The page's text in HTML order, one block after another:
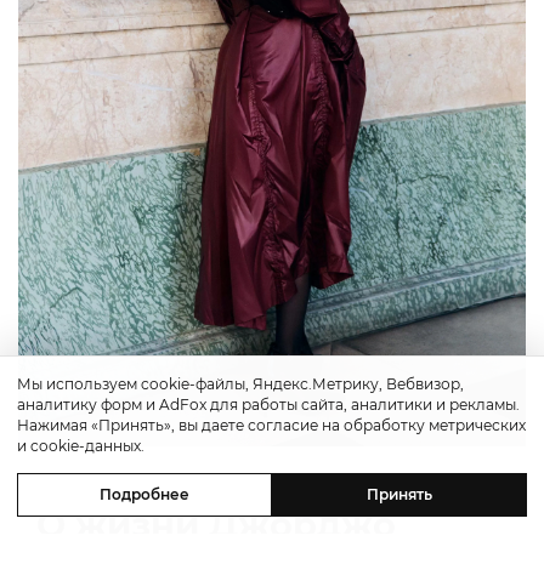
О жизни Джорджо
Мы используем cookie-файлы, Яндекс.Метрику, Вебвизор,
аналитику форм и AdFox для работы сайта, аналитики и рекламы.
Нажимая «Принять», вы даете согласие на обработку метрических
и cookie-данных.
Подробнее Принять